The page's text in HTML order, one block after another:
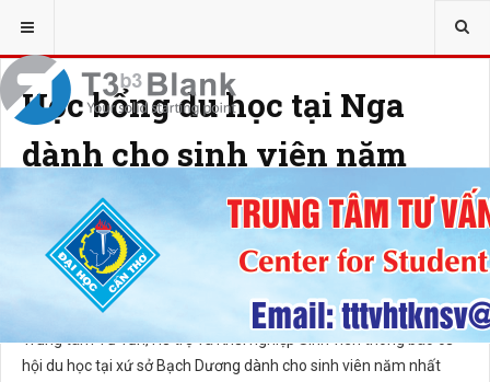
Học bổng du học tại Nga
dành cho sinh viên năm
nhất
23 MARCH 2021 HITS: 1808
Thân chào các bạn sinh viên,
Trung tâm Tư vấn, Hỗ trợ và Khởi nghiệp Sinh viên thông báo cơ
hội du học tại xứ sở Bạch Dương dành cho sinh viên năm nhất